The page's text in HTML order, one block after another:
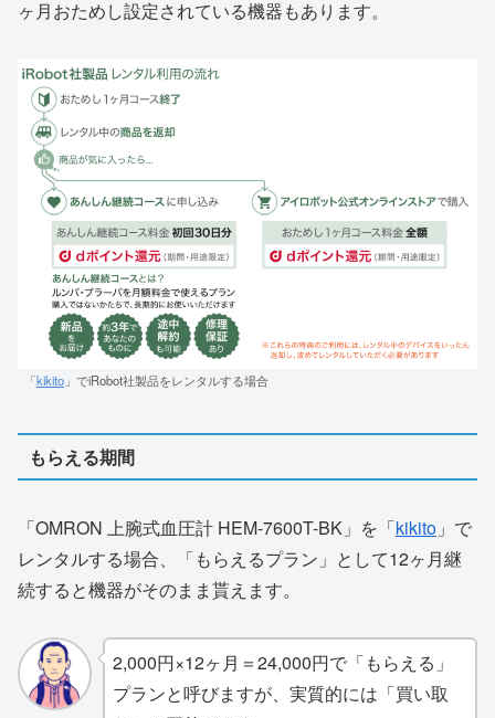
ヶ月おためし設定されている機器もあります。
「kikito 」でiRobot社製品をレンタルする場合
もらえる期間
「OMRON 上腕式血圧計 HEM-7600T-BK」を「kikito 」で
レンタルする場合、「もらえるプラン」として12ヶ月継
続すると機器がそのまま貰えます。
2,000円×12ヶ月＝24,000円で「もらえる」
プランと呼びますが、実質的には「買い取